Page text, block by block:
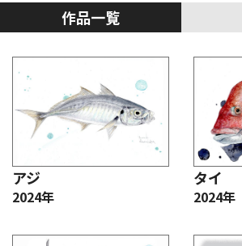
作品一覧
アジ
2024年
タイ
2024年